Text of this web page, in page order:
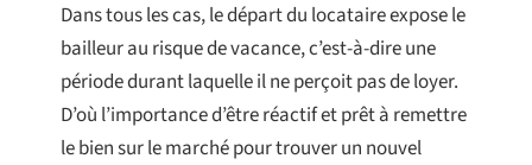
Dans tous les cas, le départ du locataire expose le
bailleur au risque de vacance, c’est-à-dire une
période durant laquelle il ne perçoit pas de loyer.
D’où l’importance d’être réactif et prêt à remettre
le bien sur le marché pour trouver un nouvel